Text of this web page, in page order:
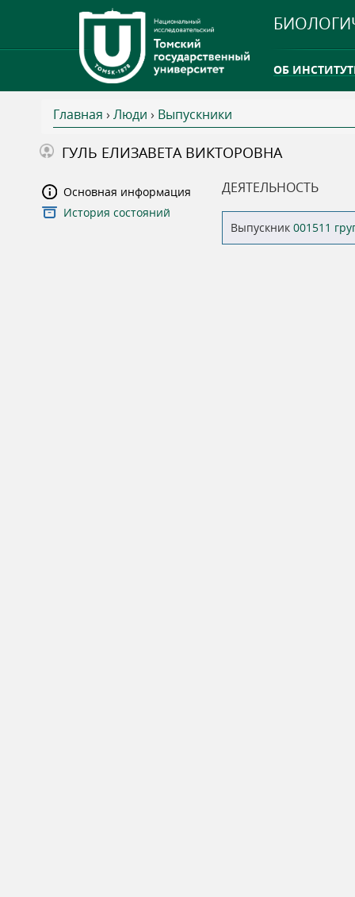
ОБ
ТГУ ОТКРЫЛ
В
ы
з
Главная › Люди › Выпускники
ГУЛЬ ЕЛИЗАВЕТА ВИКТОРОВНА
Основная информация
История состояний
ДЕЯТЕЛЬНОСТЬ
Выпускник 001511